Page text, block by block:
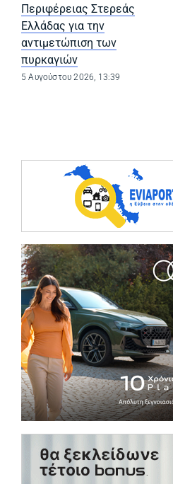
Περιφέρειας Στερεάς
Ελλάδας για την
αντιμετώπιση των
πυρκαγιών
5 Αυγούστου 2026, 13:39